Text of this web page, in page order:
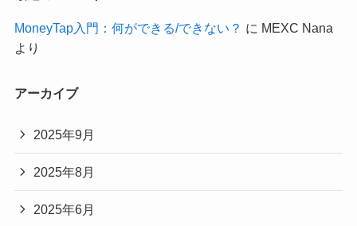
MoneyTap入門：何ができる/できない？ に MEXC Nana
より
アーカイブ
2025年9月
2025年8月
2025年6月